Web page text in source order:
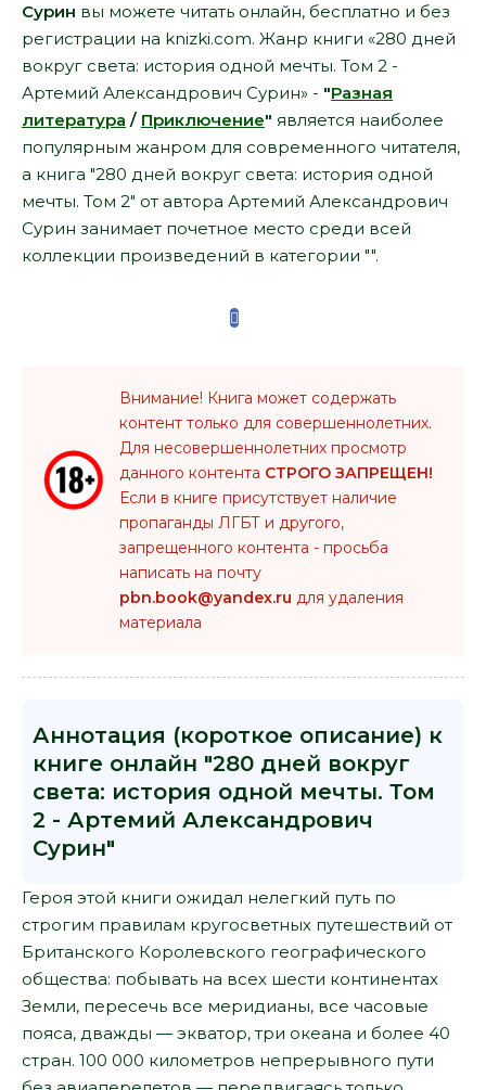
Сурин вы можете читать онлайн, бесплатно и без
регистрации на knizki.com. Жанр книги «280 дней
вокруг света: история одной мечты. Том 2 -
Артемий Александрович Сурин» - "Разная
литература / Приключение" является наиболее
популярным жанром для современного читателя,
а книга "280 дней вокруг света: история одной
мечты. Том 2" от автора Артемий Александрович
Сурин занимает почетное место среди всей
коллекции произведений в категории "".
Внимание! Книга может содержать
контент только для совершеннолетних.
Для несовершеннолетних просмотр
данного контента СТРОГО ЗАПРЕЩЕН!
Если в книге присутствует наличие
пропаганды ЛГБТ и другого,
запрещенного контента - просьба
написать на почту
pbn.book@yandex.ru для удаления
материала
Аннотация (короткое описание) к
книге онлайн "280 дней вокруг
света: история одной мечты. Том
2 - Артемий Александрович
Сурин"
Героя этой книги ожидал нелегкий путь по
строгим правилам кругосветных путешествий от
Британского Королевского географического
общества: побывать на всех шести континентах
Земли, пересечь все меридианы, все часовые
пояса, дважды — экватор, три океана и более 40
стран. 100 000 километров непрерывного пути